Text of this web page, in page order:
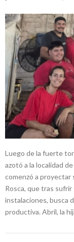
Luego de la fuerte
azotó a la localidad
comenzó a
Rosca, que tras
instalaciones, busca
productiva. Abril, la